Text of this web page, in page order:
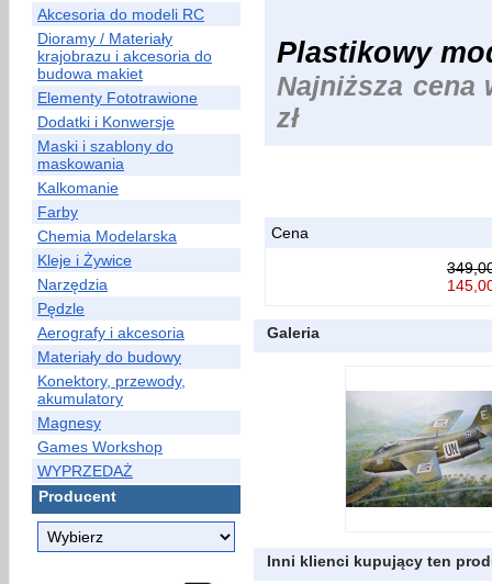
Akcesoria do modeli RC
Dioramy / Materiały
krajobrazu i akcesoria do
budowa makiet
Elementy Fototrawione
Dodatki i Konwersje
Maski i szablony do
maskowania
Kalkomanie
Farby
Chemia Modelarska
Kleje i Żywice
Narzędzia
Pędzle
Aerografy i akcesoria
Materiały do budowy
Konektory, przewody,
akumulatory
Magnesy
Games Workshop
WYPRZEDAŻ
Producent
Plastikowy
Najniższa cena
zł
Cena
Galeria
Inni klienci kupujący ten